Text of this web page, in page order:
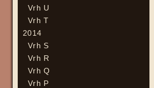
Vrh U
Vrh T
2014
Vrh S
Vrh R
Vrh Q
Vrh P